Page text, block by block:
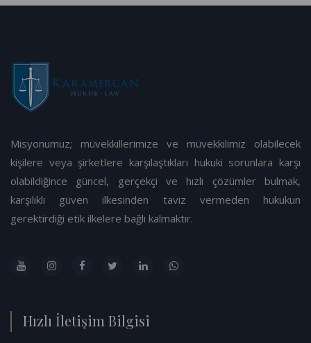
Misyonumuz; müvekkillerimize ve müvekkilimiz olabilecek
kişilere veya şirketlere karşılaştıkları hukuki sorunlara karşı
olabildiğince güncel, gerçekçi ve hızlı çözümler bulmak,
karşılıklı güven ilkesinden taviz vermeden hukukun
gerektirdiği etik ilkelere bağlı kalmaktır.
Hızlı İletişim Bilgisi